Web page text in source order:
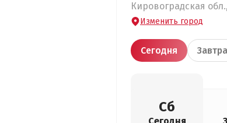
Кировоградская
Изменить город
Сегодня Завтра
Сб